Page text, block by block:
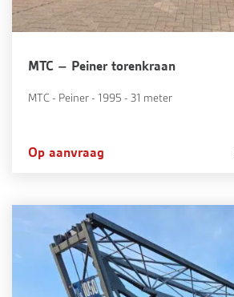
MTC – Peiner torenkraan
MTC - Peiner - 1995 - 31 meter
Op aanvraag